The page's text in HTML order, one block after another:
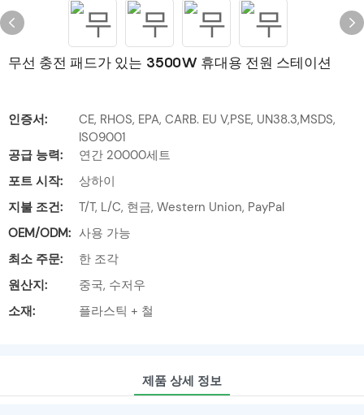
무선 충전 패드가 있는 3500W 휴대용 전원 스테이션
인증서:
CE, RHOS, EPA, CARB. EU V,PSE, UN38.3,MSDS,
ISO9001
공급 능력:
연간 20000세트
포트 시작:
상하이
지불 조건:
T/T, L/C, 현금, Western Union, PayPal
OEM/ODM: 사용 가능
최소 주문:
한 조각
원산지:
중국, 수저우
소재:
플라스틱 + 철
제품 상세 정보